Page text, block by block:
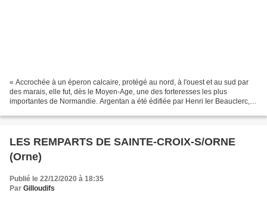
« Accrochée à un éperon calcaire, protégé au nord, à l'ouest et au sud par
des marais, elle fut, dès le Moyen-Age, une des forteresses les plus
importantes de Normandie. Argentan a été édifiée par Henri Ier Beauclerc,
LES REMPARTS DE SAINTE-CROIX-S/ORNE
(Orne)
Publié le 22/12/2020 à 18:35
Par Gilloudifs